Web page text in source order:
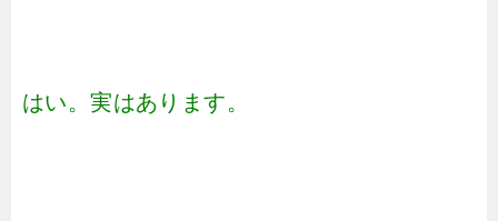
はい。実はあります。